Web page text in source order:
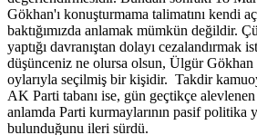
Gökhan'ı konuşturmama talimatını kendi
baktığımızda anlamak mümkün değildir.
yaptığı davranıştan dolayı cezalandırmak
düşünceniz ne olursa olsun, Ülgür Gökhan
oylarıyla seçilmiş bir kişidir. Takdir
AK Parti tabanı ise, gün geçtikçe
anlamda Parti kurmaylarının pasif politika
bulunduğunu ileri sürdü.